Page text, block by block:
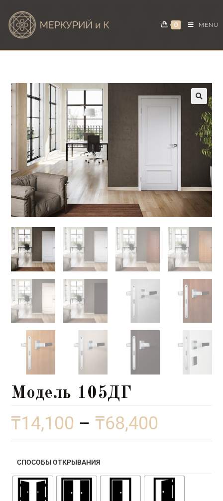
0 MENU
Модель 105ДГ
₸14,100 –₸68,400
СПОСОБЫ ОТКРЫВАНИЯ